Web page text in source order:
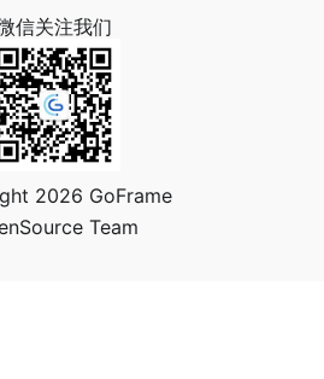
信关注我们
2026 GoFrame
Team